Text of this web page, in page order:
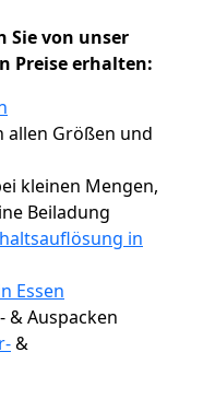
Sie von unser
Preise erhalten:
allen Größen und
kleinen Mengen,
Beiladung
in
Essen
& Auspacken
&